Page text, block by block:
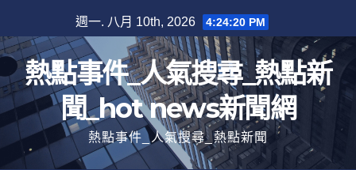
至
內
容
週一. 八月 10th, 2026 4:24:20 PM
熱點事件_人氣搜尋_熱點新
聞_hot news新聞網
熱點事件_人氣搜尋_熱點新聞